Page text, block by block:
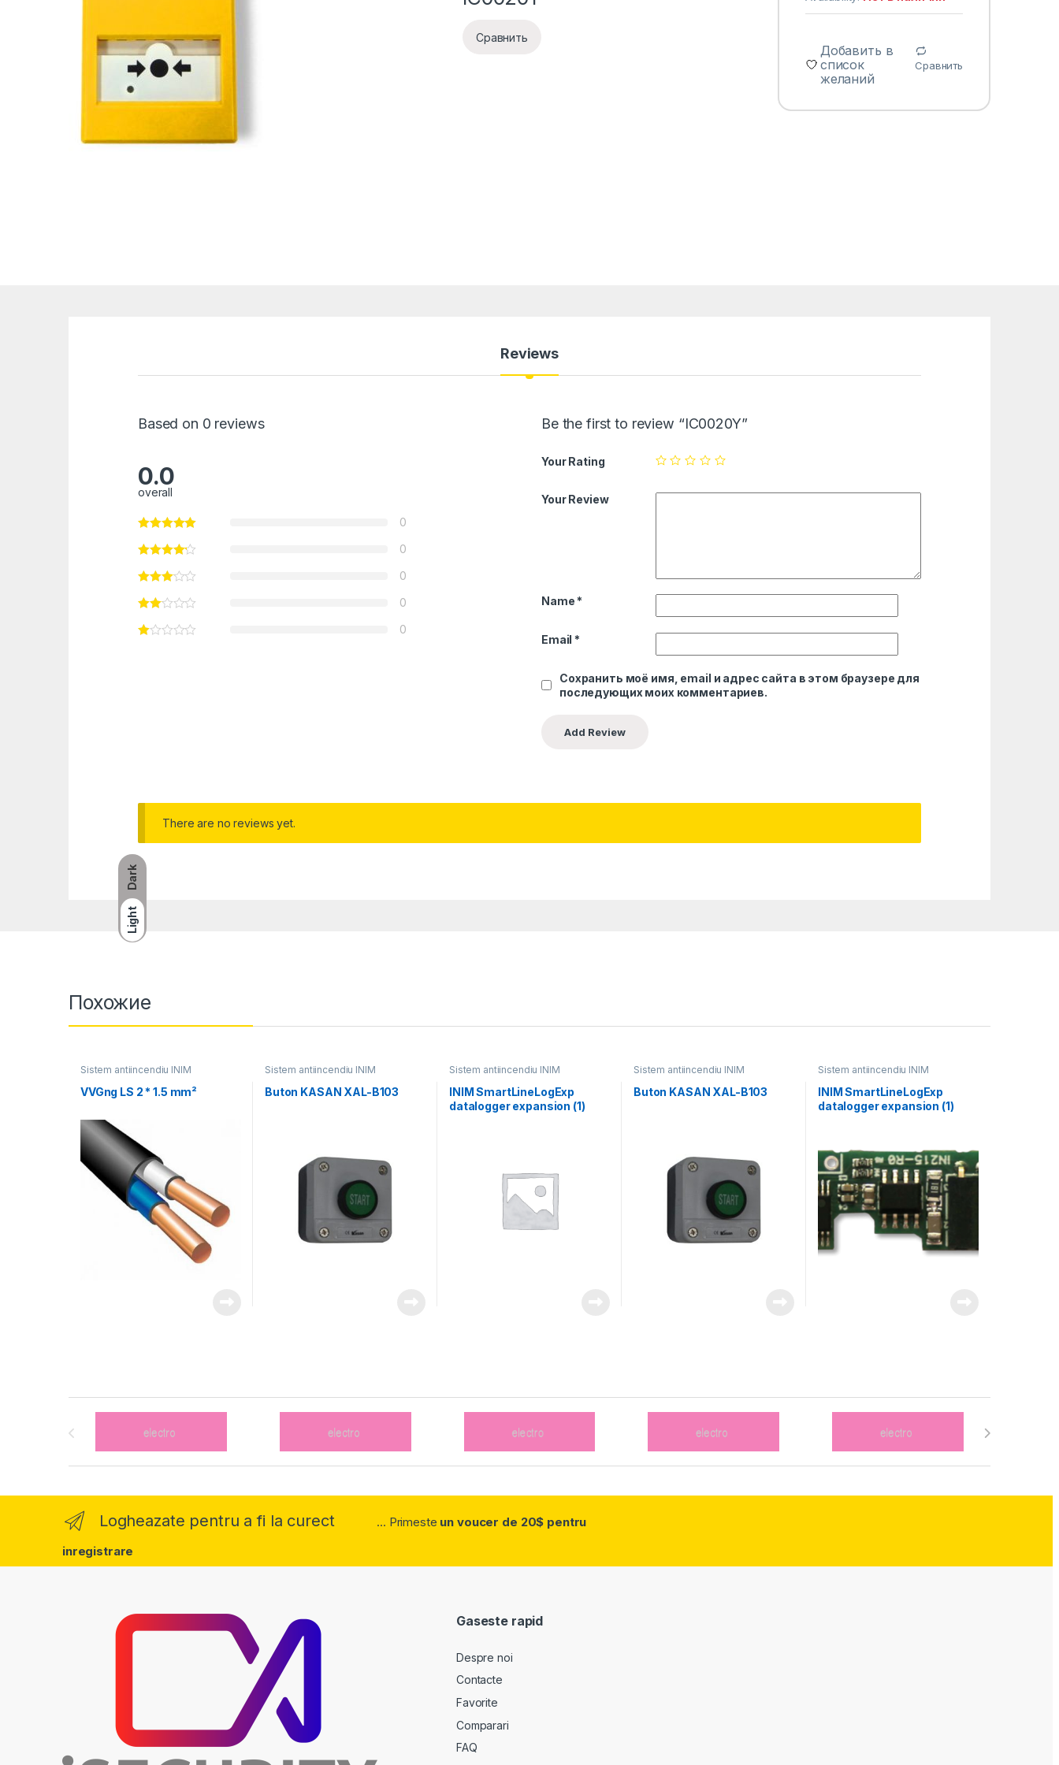
Dark
Light
Сравнить
Добавить в
список
желаний
Сравнить
Reviews
Based on 0 reviews
0.0
overall
0
0
0
0
0
Be the first to review “IC0020Y”
Your Rating
Your Review
Name *
Email *
Сохранить моё имя, email и адрес сайта в этом браузере для
последующих моих комментариев.
There are no reviews yet.
Похожие
Sistem antiincendiu INIM
VVGng LS 2 * 1.5 mm²
Sistem antiincendiu INIM
Buton KASAN XAL-B103
Sistem antiincendiu INIM
INIM SmartLineLogExp
datalogger expansion (1)
Sistem antiincendiu INIM
Buton KASAN XAL-B103
Sistem antiincendiu INIM
INIM SmartLineLogExp
datalogger expansion (1)
Brands Carousel
Logheazate pentru a fi la curect ... Primeste un voucer de 20$ pentru
inregistrare
Gaseste rapid
Despre noi
Contacte
Favorite
Comparari
FAQ